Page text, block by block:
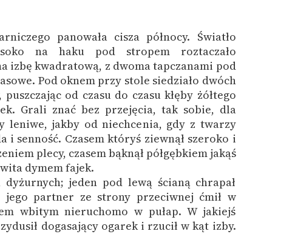
bohaterów
Poezji Wolnych Lektur
panowała cisza północy. Światło
na haku pod stropem roztaczało
izbę kwadratową, z dwoma tapczanami pod
Pod oknem przy stole siedziało dwóch
od czasu do czasu kłęby żółtego
Grali znać bez przejęcia, tak sobie, dla
leniwe, jakby od niechcenia, gdy z twarzy
i senność. Czasem któryś ziewnął szeroko i
plecy, czasem bąknął półgębkiem jakąś
dymem fajek.
dyżurnych; jeden pod lewą ścianą chrapał
jego partner ze strony przeciwnej ćmił w
wbitym nieruchomo w pułap. W jakiejś
dogasający ogarek i rzucił w kąt izby.